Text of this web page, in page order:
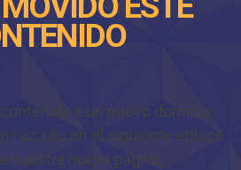
a un nuevo dominio,
haz clic en el siguiente enlace
nuestra nueva página.